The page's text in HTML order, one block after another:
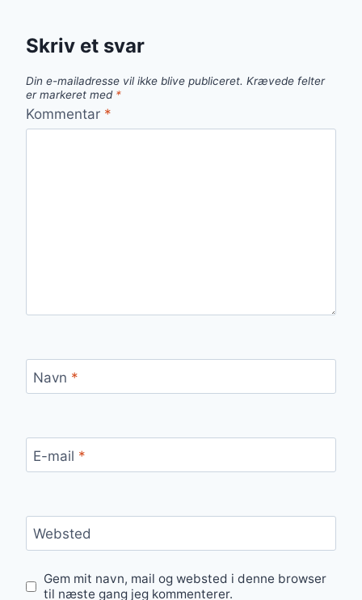
Skriv et svar
Din e-mailadresse vil ikke blive publiceret. Krævede felter
er markeret med *
Kommentar *
Navn *
E-mail *
Websted
Gem mit navn, mail og websted i denne browser
til næste gang jeg kommenterer.